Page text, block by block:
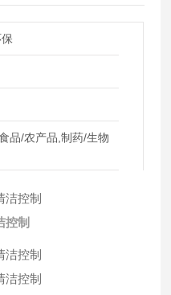
品/农产品,制药/生物
控制